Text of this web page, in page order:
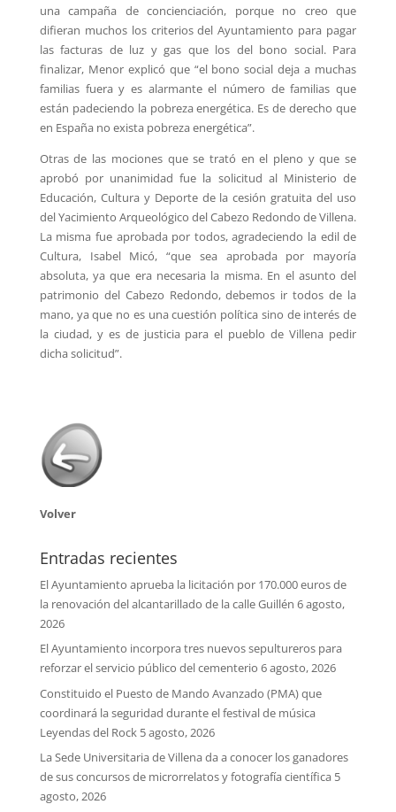
una campaña de concienciación, porque no creo que
difieran muchos los criterios del Ayuntamiento para pagar
las facturas de luz y gas que los del bono social. Para
finalizar, Menor explicó que “el bono social deja a muchas
familias fuera y es alarmante el número de familias que
están padeciendo la pobreza energética. Es de derecho que
en España no exista pobreza energética”.
Otras de las mociones que se trató en el pleno y que se
aprobó por unanimidad fue la solicitud al Ministerio de
Educación, Cultura y Deporte de la cesión gratuita del uso
del Yacimiento Arqueológico del Cabezo Redondo de Villena.
La misma fue aprobada por todos, agradeciendo la edil de
Cultura, Isabel Micó, “que sea aprobada por mayoría
absoluta, ya que era necesaria la misma. En el asunto del
patrimonio del Cabezo Redondo, debemos ir todos de la
mano, ya que no es una cuestión política sino de interés de
la ciudad, y es de justicia para el pueblo de Villena pedir
dicha solicitud”.
Volver
Entradas recientes
El Ayuntamiento aprueba la licitación por 170.000 euros de
la renovación del alcantarillado de la calle Guillén 6 agosto,
2026
El Ayuntamiento incorpora tres nuevos sepultureros para
reforzar el servicio público del cementerio 6 agosto, 2026
Constituido el Puesto de Mando Avanzado (PMA) que
coordinará la seguridad durante el festival de música
Leyendas del Rock 5 agosto, 2026
La Sede Universitaria de Villena da a conocer los ganadores
de sus concursos de microrrelatos y fotografía científica 5
agosto, 2026